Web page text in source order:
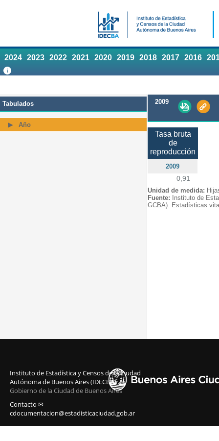
2024 2023 2022 2021 2020 2019 2018 2017 2016
Tabulados
Año
2009
Tasa bruta
de
reproducción
2009
0,91
Unidad de medida:
Fuente: Instituto de
GCBA). Estadísticas
Instituto de Estadística y Censos de la Ciudad
Autónoma de Buenos Aires (IDECBA)
Gobierno de la Ciudad de Buenos Aires
Contacto ✉
cdocumentacion@estadisticaciudad.gob.ar